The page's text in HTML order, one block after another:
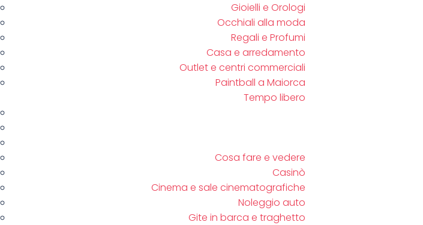
Gioielli e Orologi
Occhiali alla moda
Regali e Profumi
Casa e arredamento
Outlet e centri commerciali
Paintball a Maiorca
Tempo libero
Cosa fare e vedere
Casinò
Cinema e sale cinematografiche
Noleggio auto
Gite in barca e traghetto